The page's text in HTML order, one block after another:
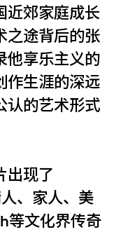
近郊家庭成长
之途背后的张
他享乐主义的
作生涯的深远
认的艺术形式
出现了
、家人、美
等文化界传奇